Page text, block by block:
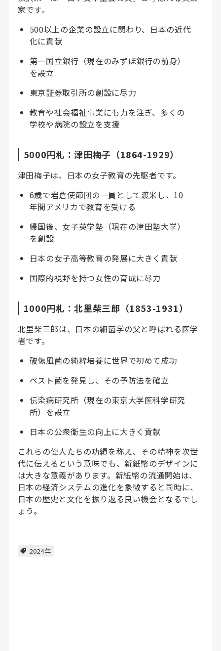
家です。
500以上の企業の設立に関わり、日本の近代
化に貢献
第一国立銀行（現在のみずほ銀行の前身）
を設立
東京証券取引所の創設に尽力
教育や社会福祉事業にも力を注ぎ、多くの
学校や病院の設立を支援
5000円札：津田梅子（1864-1929）
津田梅子は、日本の女子教育の先駆者です。
6歳で岩倉使節団の一員として渡米し、10
年間アメリカで教育を受ける
帰国後、女子英学塾（現在の津田塾大学）
を創設
日本の女子高等教育の発展に大きく貢献
国際的視野を持つ女性の育成に尽力
1000円札：北里柴三郎（1853-1931）
北里柴三郎は、日本の細菌学の父と呼ばれる医学
者です。
破傷風菌の純粋培養に世界で初めて成功
ペスト菌を発見し、その予防法を確立
伝染病研究所（現在の東京大学医科学研究
所）を設立
日本の公衆衛生の向上に大きく貢献
これらの偉人たちの功績を称え、その精神を次世
代に伝えるという意味でも、新紙幣のデザインに
は大きな意義があります。新紙幣の流通開始は、
日本の経済システムの進化を象徴すると同時に、
日本の歴史と文化を振り返る良い機会となるでし
ょう。
2024年